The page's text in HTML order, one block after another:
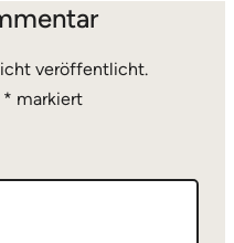
veröffentlicht.
* markiert